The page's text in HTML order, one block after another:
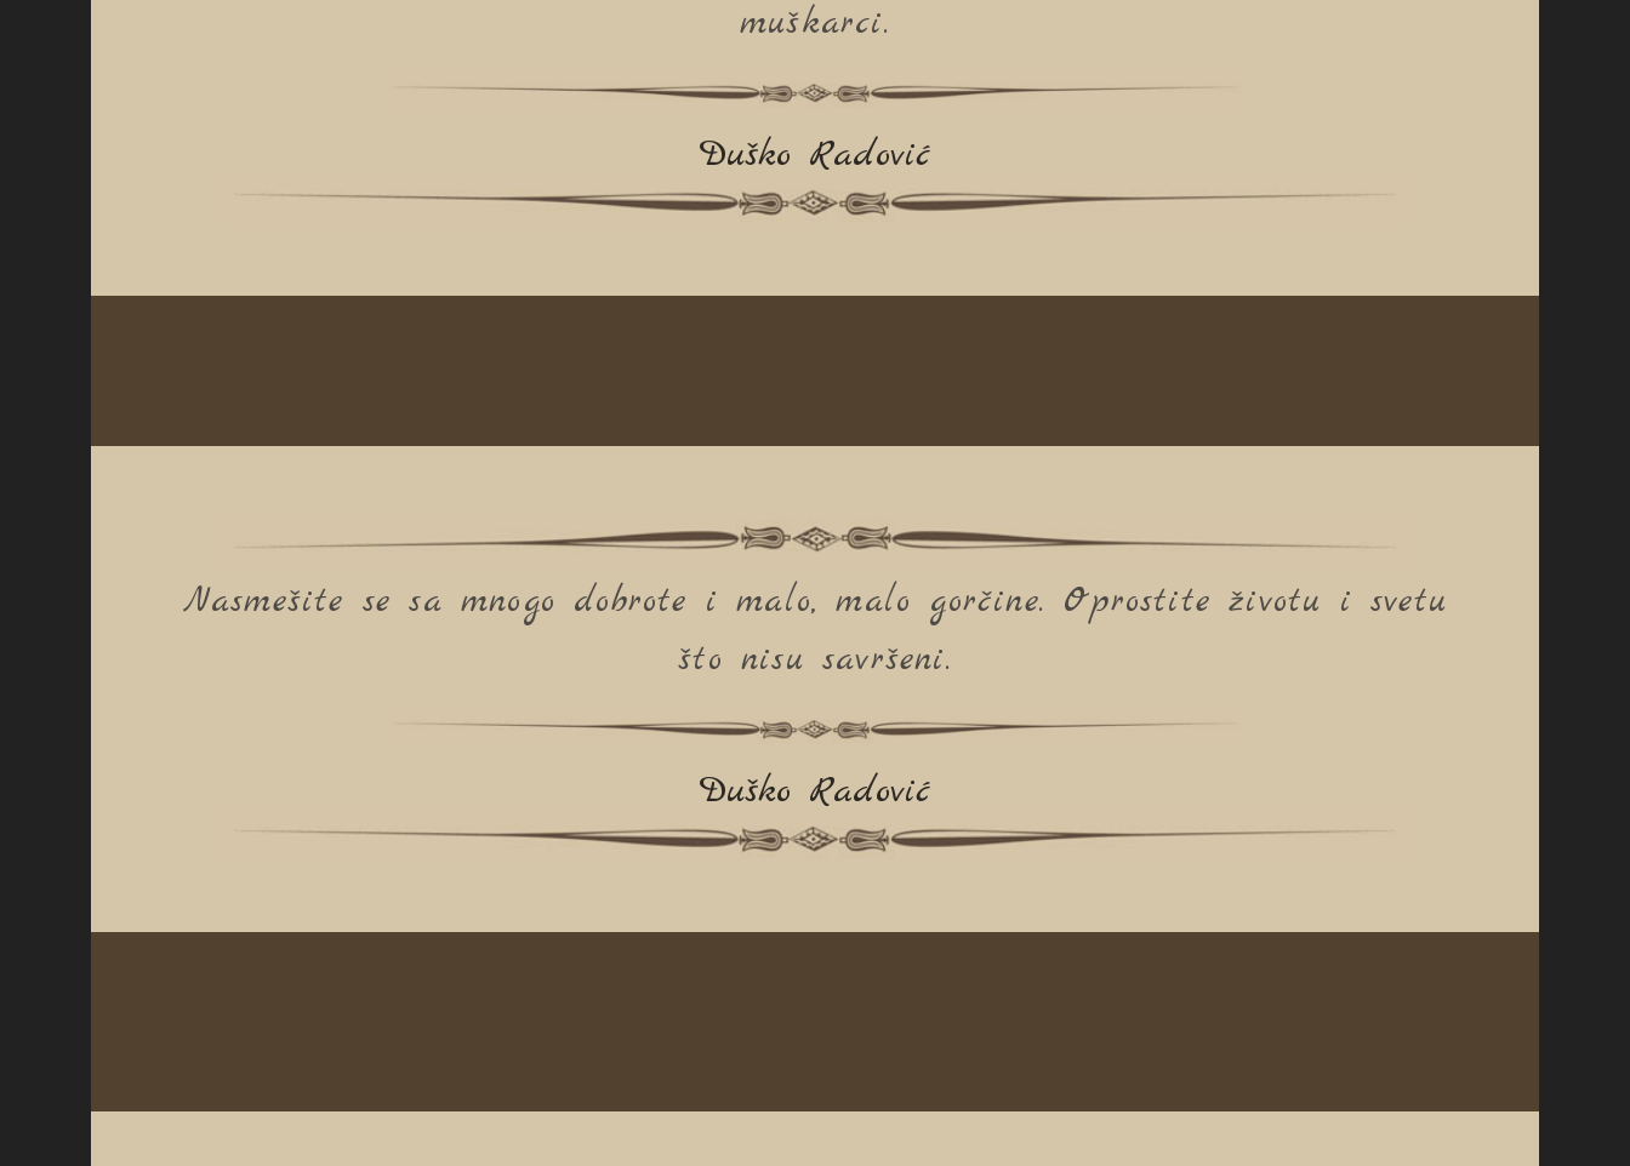
muškarci.
Duško Radović
Nasmešite se sa mnogo dobrote i malo, malo gorčine. Oprostite životu i svetu
što nisu savršeni.
Duško Radović